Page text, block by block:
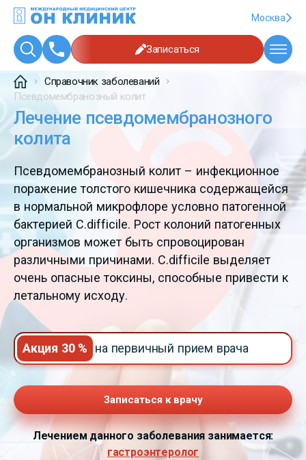
Москва
Записаться
Справочник заболеваний
Псевдомембранозный колит
Лечение псевдомембранозного
колита
Псевдомембранозный колит – инфекционное
поражение толстого кишечника содержащейся
в нормальной микрофлоре условно патогенной
бактерией C.difficile. Рост колоний патогенных
организмов может быть спровоцирован
различными причинами. C.difficile выделяет
очень опасные токсины, способные привести к
летальному исходу.
Акция 30 % на первичный прием врача
Записаться к врачу
Лечением данного заболевания занимается:
гастроэнтеролог